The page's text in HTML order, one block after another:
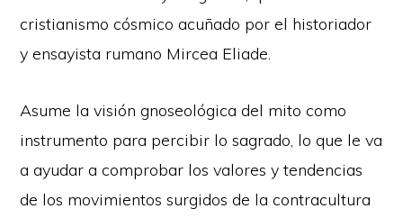
cristianismo cósmico acuñado por el historiador
y ensayista rumano Mircea Eliade.
Asume la visión gnoseológica del mito como
instrumento para percibir lo sagrado, lo que le va
a ayudar a comprobar los valores y tendencias
de los movimientos surgidos de la contracultura